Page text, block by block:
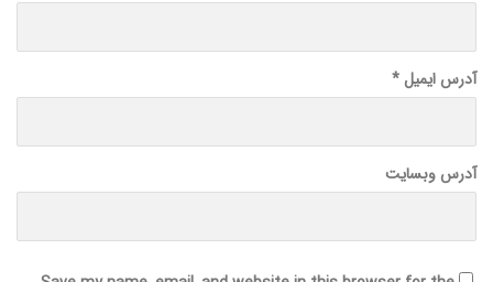
آدرس ایمیل *
آدرس وبسایت